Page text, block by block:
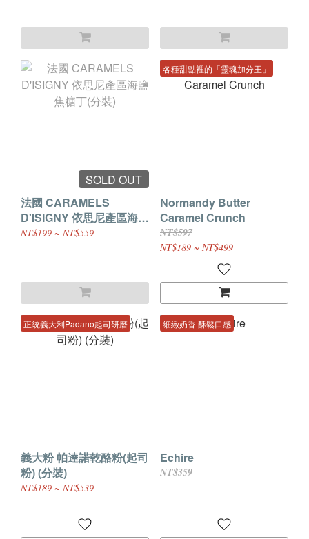
SOLD OUT
法國 CARAMELS
D'ISIGNY 依思尼產區海鹽
焦糖丁(分裝)
NT$199 ~ NT$559
各種甜點裡的「靈魂加分王」
Normandy Butter
Caramel Crunch
NT$597
NT$189 ~ NT$499
正統義大利Padano起司研磨
義大粉 帕達諾乾酪粉(起司
粉) (分裝)
NT$189 ~ NT$539
細緻奶香 酥鬆口感
Echire
NT$359